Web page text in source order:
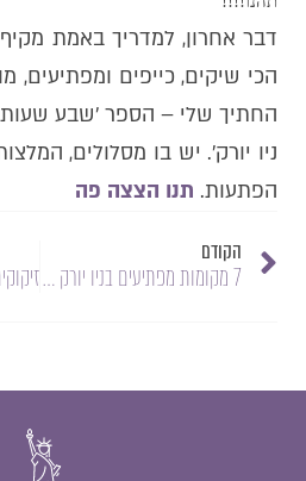
דבר אחרון, למדריך באמת מקיף
הכי שיקים, כייפים ומפתיעים,
החתיך שלי – הספר ׳שבע שעות
ניו יורק׳. יש בו מסלולים,
הפתעות. תנו הצצה פה
הקודם
7 מקומות מפתיעים בניו יורק וטיפים חשובים למטיילים